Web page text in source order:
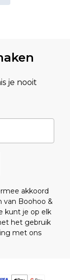
je nooit
akkoord
Boohoo &
kunt je op elk
het gebruik
met ons